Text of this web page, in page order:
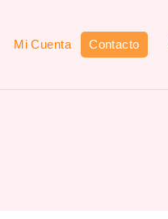
Mi Cuenta Contacto